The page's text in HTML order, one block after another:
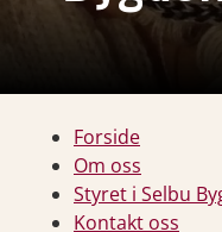
Forside
Om oss
Styret i Selbu
Kontakt oss